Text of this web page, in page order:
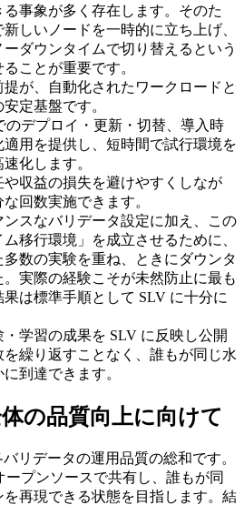
事象が多く存在します。そのた
しいノードを一時的に立ち上げ、
ダウンタイムで切り替えるという
ことが重要です。
が、自動化されたワークロードと
定基盤です。
のデプロイ・更新・切替、導入時
用を提供し、短時間で試行環境を
化します。
収益の損失を避けやすくしなが
回数実施できます。
スなバリデータ設定に加え、この
移行環境」を成立させるために、
数の実験を重ね、ときにダウンタ
実際の経験こそが未然防止に最も
は標準手順として SLV に十分に
学習の成果を SLV に反映し公開
繰り返すことなく、誰もが同じ水
到達できます。
の品質向上に向けて
リデータの運用品質の総和です。
プンソースで共有し、誰もが同
を再現できる状態を目指します。結